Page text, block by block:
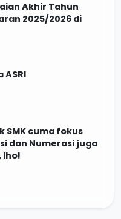
Akhir Tahun
2025/2026 di
ASRI
SMK cuma fokus
dan Numerasi juga
lho!